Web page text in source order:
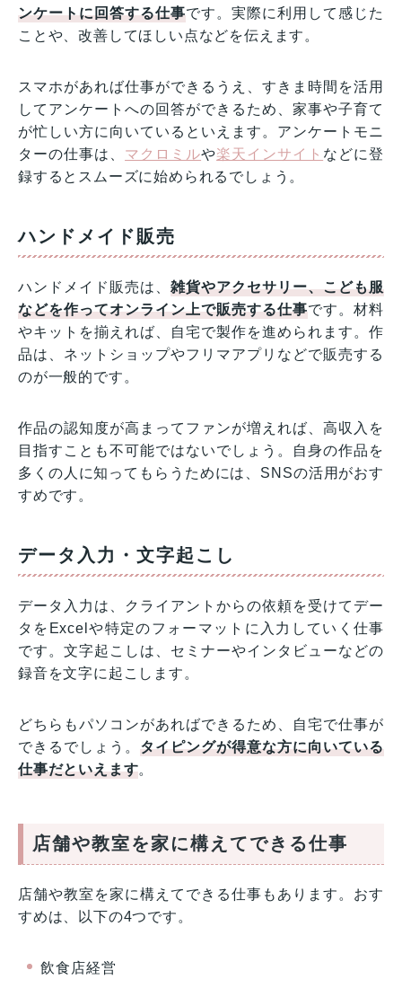
ンケートに回答する仕事です。実際に利用して感じた
ことや、改善してほしい点などを伝えます。
スマホがあれば仕事ができるうえ、すきま時間を活用
してアンケートへの回答ができるため、家事や子育て
が忙しい方に向いているといえます。アンケートモニ
ターの仕事は、 マクロミルや楽天インサイト などに登
録するとスムーズに始められるでしょう。
ハンドメイド販売
ハンドメイド販売は、雑貨やアクセサリー、こども服
などを作ってオンライン上で販売する仕事です。材料
やキットを揃えれば、自宅で製作を進められます。作
品は、ネットショップやフリマアプリなどで販売する
のが一般的です。
作品の認知度が高まってファンが増えれば、高収入を
目指すことも不可能ではないでしょう。自身の作品を
多くの人に知ってもらうためには、SNSの活用がおす
すめです。
データ入力・文字起こし
データ入力は、クライアントからの依頼を受けてデー
タをExcelや特定のフォーマットに入力していく仕事
です。文字起こしは、セミナーやインタビューなどの
録音を文字に起こします。
どちらもパソコンがあればできるため、自宅で仕事が
できるでしょう。タイピングが得意な方に向いている
仕事だといえます。
店舗や教室を家に構えてできる仕事
店舗や教室を家に構えてできる仕事もあります。おす
すめは、以下の4つです。
飲食店経営